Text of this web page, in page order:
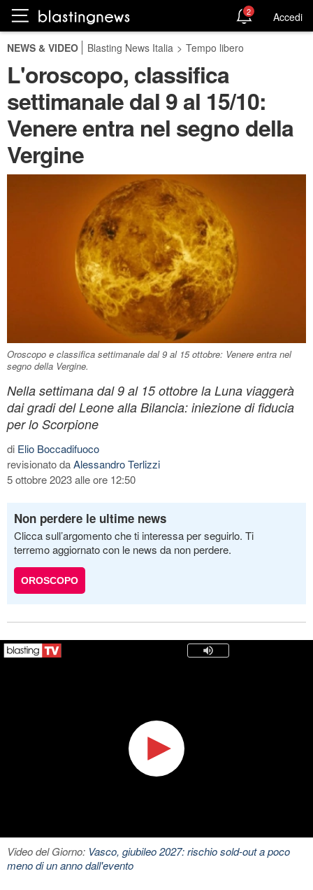
2 Accedi
NEWS & VIDEO Blasting News Italia > Tempo libero
L'oroscopo, classifica
settimanale dal 9 al 15/10:
Venere entra nel segno della
Vergine
Oroscopo e classifica settimanale dal 9 al 15 ottobre: Venere entra nel
segno della Vergine.
Nella settimana dal 9 al 15 ottobre la Luna viaggerà
dai gradi del Leone alla Bilancia: iniezione di fiducia
per lo Scorpione
di Elio Boccadifuoco
revisionato daAlessandro Terlizzi
5 ottobre 2023 alle ore 12:50
Non perdere le ultime news
Clicca sull’argomento che ti interessa per seguirlo. Ti
terremo aggiornato con le news da non perdere.
OROSCOPO
Video del Giorno: Vasco, giubileo 2027: rischio sold-out a poco
meno di un anno dall'evento